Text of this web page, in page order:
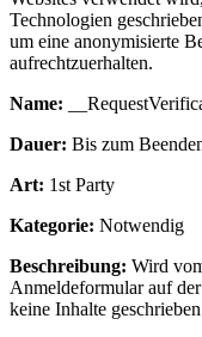
Technologien
um eine anonymisierte
aufrechtzuerhalten.
Name:
Dauer: Bis zum
Art: 1st Party
Kategorie: Notwendig
Beschreibung: Wird
Anmeldeformular auf
keine Inhalte